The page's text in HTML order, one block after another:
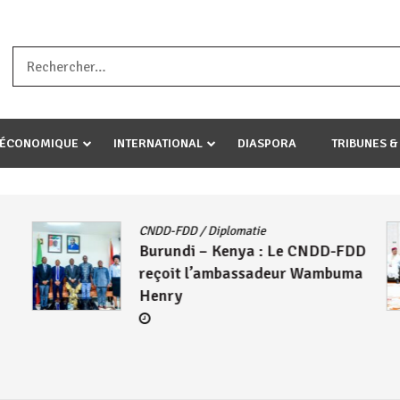
umariye umuryango wawe canke igihugu cakwibarutse
INTERNATIONAL DIASPORA TRIBUNES
AFRIQUE/CNDD-FDD
Géopolitique/Histoire/Politique
Burundi / Afrique du Sud : L’ANC
et le CNDD-FDD, face à la